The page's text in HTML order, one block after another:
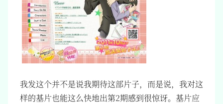
我发这个并不是说我期待这部片子，而是说，我对这
样的基片也能这么快地出第2期感到很惊讶。基片应